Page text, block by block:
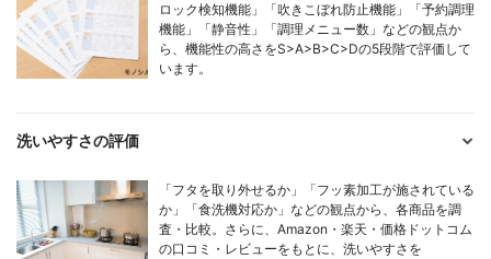
ロック検知機能」「吹きこぼれ防止機能」「予約調理
機能」「静音性」「調理メニュー数」などの観点か
ら、機能性の高さをS>A>B>C>Dの5段階で評価して
います。
洗いやすさの評価
「フタを取り外せるか」「フッ素加工が施されている
か」「食洗機対応か」などの観点から、各商品を調
査・比較。さらに、Amazon・楽天・価格ドットコム
の口コミ・レビューをもとに、洗いやすさを